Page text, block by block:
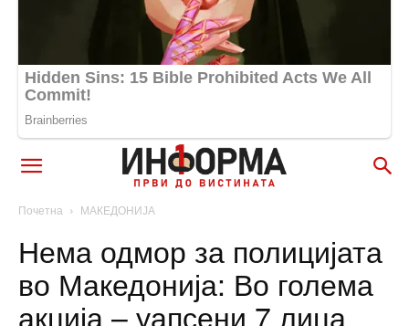
Почетна МАКЕДОНИЈА
Нема одмор за полицијата
во Македонија: Во голема
акција – уапсени 7 лица